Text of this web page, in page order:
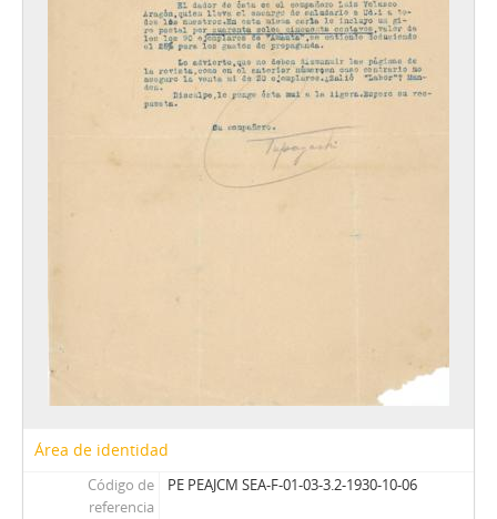
Área de identidad
Código de
referencia
PE PEAJCM SEA-F-01-03-3.2-1930-10-06